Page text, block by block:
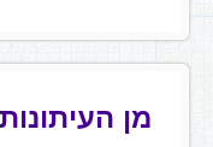
מן העיתונות